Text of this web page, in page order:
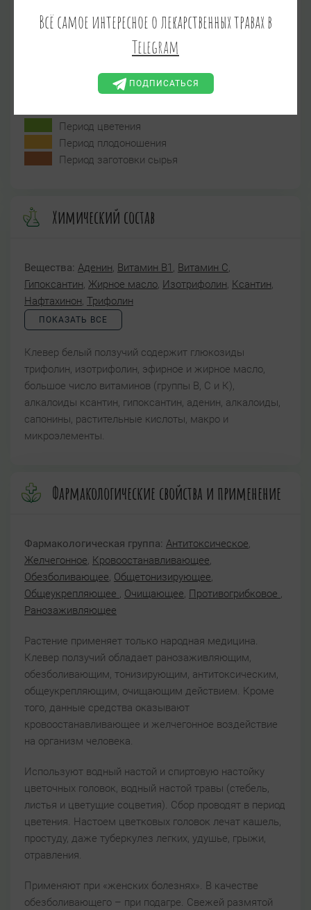
Ноябрь
Период цветения
Период плодоношения
Период заготовки сырья
Химический состав
Вещества: Аденин, Витамин B1 , Витамин C,
Гипоксантин, Жирное масло, Изотрифолин, Ксантин,
Нафтахинон, Трифолин
ПОКАЗАТЬ ВСЕ
Клевер белый ползучий содержит глюкозиды
трифолин, изотрифолин, эфирное и жирное масло,
большое число витаминов (группы В, С и К),
алкалоиды ксантин, гипоксантин, аденин, алкалоиды,
сапонины, растительные кислоты, макро и
микроэлементы.
Фармакологические свойства и применение
Фармакологическая группа: Антитоксическое,
Желчегонное, Кровоостанавливающее,
Обезболивающее, Общетонизирующее,
Общеукрепляющее , Очищающее, Противогрибковое ,
Ранозаживляющее
Растение применяет только народная медицина.
Клевер ползучий обладает ранозаживляющим,
обезболивающим, тонизирующим, антитоксическим,
общеукрепляющим, очищающим действием. Кроме
того, данные средства оказывают
кровоостанавливающее и желчегонное воздействие
на организм человека.
Используют водный настой и спиртовую настойку
цветочных головок, водный настой травы (стебель,
листья и цветущие соцветия). Сбор проводят в период
цветения. Настоем цветковых головок лечат кашель,
простуду, даже туберкулез легких, удушье, грыжи,
отравления.
Применяют при «женских болезнях». В качестве
обезболивающего – при подагре. Свежей размятой
Всё самое интересное о лекарственных травах в
Telegram
ПОДПИСАТЬСЯ